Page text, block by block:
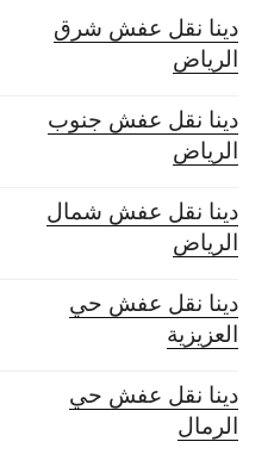
دينا نقل عفش شرق
الرياض
دينا نقل عفش جنوب
الرياض
دينا نقل عفش شمال
الرياض
دينا نقل عفش حي
العزيزية
دينا نقل عفش حي
الرمال